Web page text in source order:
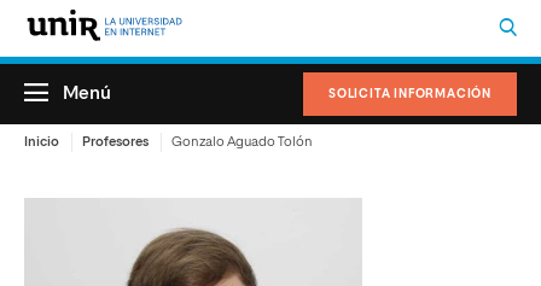
SOLICITA INFORMACIÓN
Menú
Inicio Profesores Gonzalo Aguado Tolón